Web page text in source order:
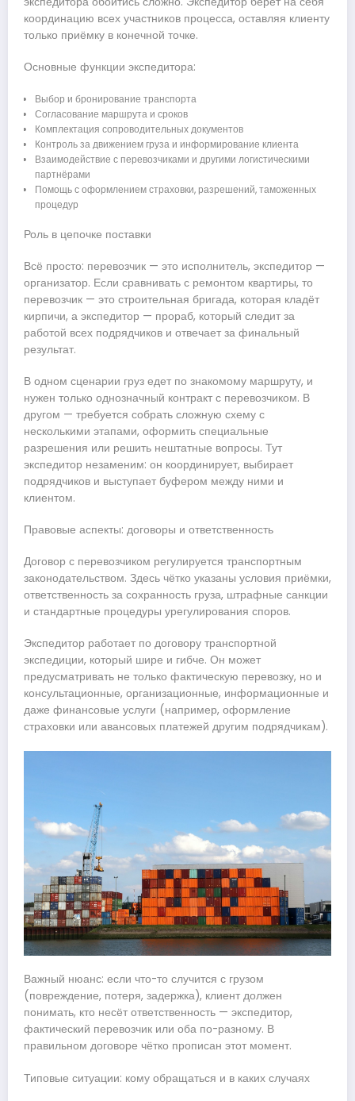
координацию всех участников процесса, оставляя клиенту
только приёмку в конечной точке.
Основные функции экспедитора:
Выбор и бронирование транспорта
Согласование маршрута и сроков
Комплектация сопроводительных документов
Контроль за движением груза и информирование клиента
Взаимодействие с перевозчиками и другими логистическими
партнёрами
Помощь с оформлением страховки, разрешений, таможенных
процедур
Роль в цепочке поставки
Всё просто: перевозчик — это исполнитель, экспедитор —
организатор. Если сравнивать с ремонтом квартиры, то
перевозчик — это строительная бригада, которая кладёт
кирпичи, а экспедитор — прораб, который следит за
работой всех подрядчиков и отвечает за финальный
результат.
В одном сценарии груз едет по знакомому маршруту, и
нужен только однозначный контракт с перевозчиком. В
другом — требуется собрать сложную схему с
несколькими этапами, оформить специальные
разрешения или решить нештатные вопросы. Тут
экспедитор незаменим: он координирует, выбирает
подрядчиков и выступает буфером между ними и
клиентом.
Правовые аспекты: договоры и ответственность
Договор с перевозчиком регулируется транспортным
законодательством. Здесь чётко указаны условия приёмки,
ответственность за сохранность груза, штрафные санкции
и стандартные процедуры урегулирования споров.
Экспедитор работает по договору транспортной
экспедиции, который шире и гибче. Он может
предусматривать не только фактическую перевозку, но и
консультационные, организационные, информационные и
даже финансовые услуги (например, оформление
страховки или авансовых платежей другим подрядчикам).
Важный нюанс: если что-то случится с грузом
(повреждение, потеря, задержка), клиент должен
понимать, кто несёт ответственность — экспедитор,
фактический перевозчик или оба по-разному. В
правильном договоре чётко прописан этот момент.
Типовые ситуации: кому обращаться и в каких случаях